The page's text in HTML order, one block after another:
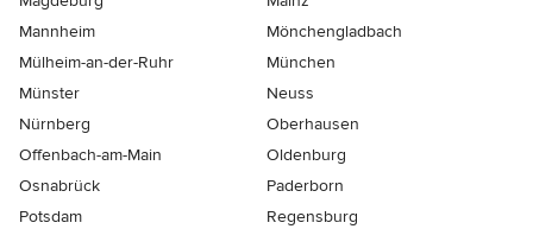
Mannheim
Mönchen­gladbach
Mülheim-an-der-Ruhr
München
Münster
Neuss
Nürnberg
Oberhausen
Offenbach-am-Main
Oldenburg
Osnabrück
Paderborn
Potsdam
Regensburg